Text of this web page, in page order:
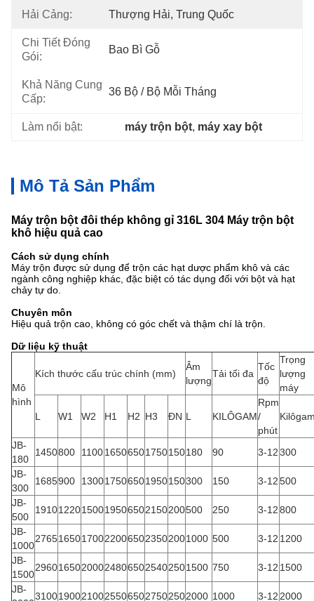
Hải Cảng: Thượng Hải, Trung Quốc
Chi Tiết Đóng
Gói:
Bao Bì Gỗ
Khả Năng Cung
Cấp:
36 Bộ / Bộ Mỗi Tháng
Làm nổi bật: máy trộn bột, máy xay bột
Mô Tả Sản Phẩm
Máy trộn bột đôi thép không gỉ 316L 304 Máy trộn bột
khô hiệu quả cao
Cách sử dụng chính
Máy trộn được sử dụng để trộn các hạt dược phẩm khô và các
ngành công nghiệp khác, đặc biệt có tác dụng đối với bột và hạt
chảy tự do.
Chuyên môn
Hiệu quả trộn cao, không có góc chết và thậm chí là trộn.
Dữ liệu kỹ thuật
Mô
hình
Kích thước cấu trúc chính (mm)
Âm
lượng
Tải tối đa
Tốc
độ
Trọng
lượng
máy
L W1 W2 H1 H2 H3 ĐN L KILÔGAM
Rpm
/
phút
JB-
180
1450800 110016506501750150180 90 3-12300
JB-
300
1685900 130017506501950150300 150 3-12500
JB-
500
19101220150019506502150200500 250 3-12800
JB-
1000
276516501700220065023502001000 500 3-12 1200
JB-
1500
296016502000248065025402501500 750 3-12 1500
JB-
310019002100255065027502502000 1000 3-12 2000